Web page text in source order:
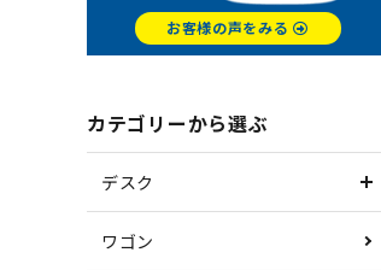
お客様の声をみる
カテゴリーから選ぶ
デスク
ワゴン